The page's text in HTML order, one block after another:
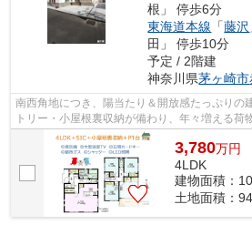
根」 停歩6分
東海道本線 「藤沢
田」 停歩10分
予定 / 2階建
神奈川県茅ヶ崎市
南西角地につき、陽当たり＆開放感たっぷりの
トリー・小屋根裏収納が備わり、年々増える荷
設備も豊富にラインナップされた４LDK...
3,780万円
4LDK
建物面積：
土地面積：